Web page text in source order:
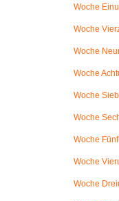
Woche
Woche
Woche
Woche
Woche
Woche
Woche
Woche
Woche